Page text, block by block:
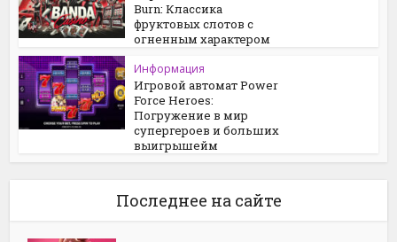
Burn: Классика
фруктовых слотов с
огненным характером
Информация
Игровой автомат Power
Force Heroes:
Погружение в мир
супергероев и больших
выигрышейм
Последнее на сайте